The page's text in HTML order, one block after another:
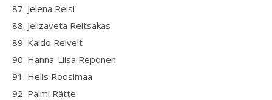
87. Jelena Reisi
88. Jelizaveta Reitsakas
89. Kaido Reivelt
90. Hanna-Liisa Reponen
91. Helis Roosimaa
92. Palmi Rätte